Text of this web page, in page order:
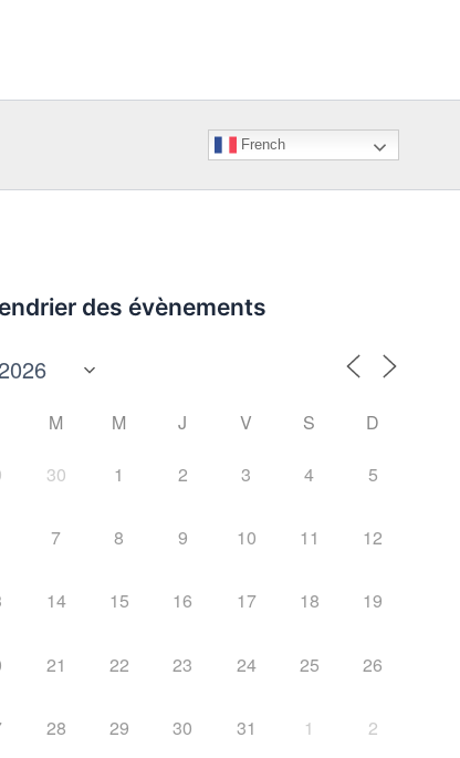
French
des évènements
M M J V S D
30 1 2 3 4 5
7 8 9 10 11 12
14 15 16 17 18 19
21 22 23 24 25 26
28 29 30 31 1 2